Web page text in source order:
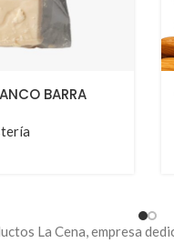
BARRA
La Cena, empresa